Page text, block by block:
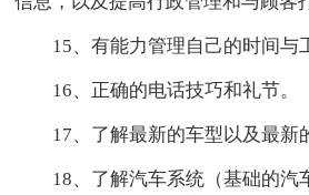
15、有能力管理自己的时间与
16、正确的电话技巧和礼节。
17、了解最新的车型以及最新
18、了解汽车系统（基础的汽